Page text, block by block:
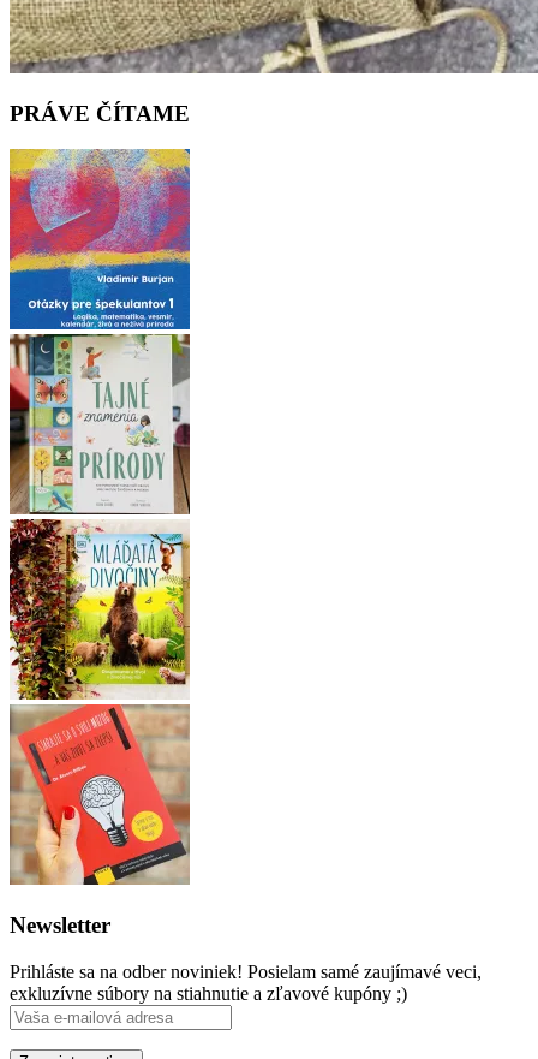
PRÁVE ČÍTAME
Newsletter
Prihláste sa na odber noviniek! Posielam samé zaujímavé veci,
exkluzívne súbory na stiahnutie a zľavové kupóny ;)